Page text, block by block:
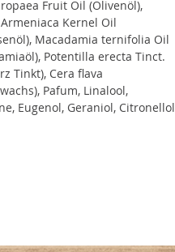
Fruit Oil (Olivenöl),
Kernel Oil
Macadamia ternifolia Oil
Potentilla erecta Tinct.
Tinkt), Cera flava
Pafum, Linalool,
Eugenol, Geraniol, Citronellol